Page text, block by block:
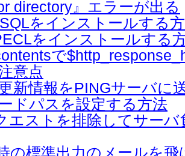
directory』エラーが出る
をインストールする
をインストールする
で
意点
新情報をPINGサーバに
ドパスを設定する方法
エストを排除してサーバ
の標準出力のメールを